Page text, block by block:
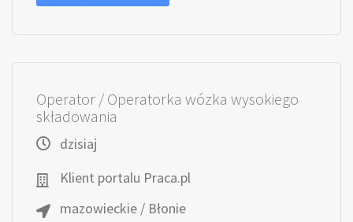
Operator / Operatorka wózka wysokiego
składowania
dzisiaj
Klient portalu Praca.pl
mazowieckie / Błonie